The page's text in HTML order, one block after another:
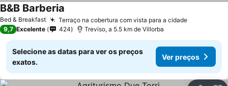
Bed & Breakfast Terraço na cobertura com vista para a cidadeVer preços
B&B Barberia
9,7 Excelente 424 Treviso, a 5.5 km de Villorba
Selecione as datas para ver os preços
exatos.
Ver preços